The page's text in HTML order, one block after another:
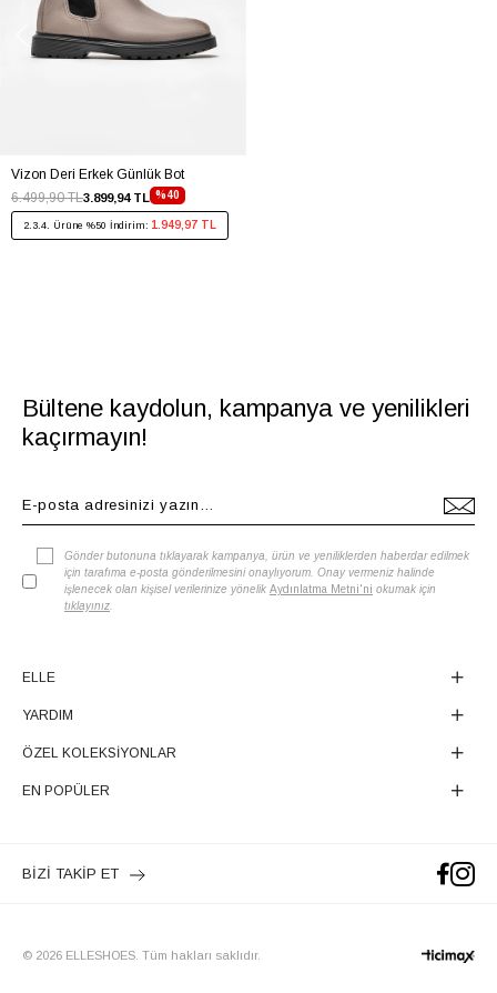
Vizon Deri Erkek Günlük Bot
%40
3.899,94 TL
6.499,90 TL
2.3.4. Ürüne %50 İndirim: 1.949,97 TL
Bültene kaydolun, kampanya ve yenilikleri
kaçırmayın!
Gönder butonuna tıklayarak kampanya, ürün ve yeniliklerden haberdar edilmek
için tarafıma e-posta gönderilmesini onaylıyorum. Onay vermeniz halinde
işlenecek olan kişisel verilerinize yönelik Aydınlatma Metni'ni okumak için
tıklayınız
ELLE
YARDIM
ÖZEL KOLEKSİYONLAR
EN POPÜLER
BİZİ TAKİP ET
© 2026 ELLESHOES. Tüm hakları saklıdır.